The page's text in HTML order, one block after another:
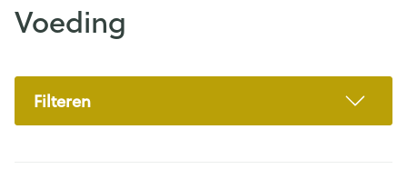
Voeding
Filteren